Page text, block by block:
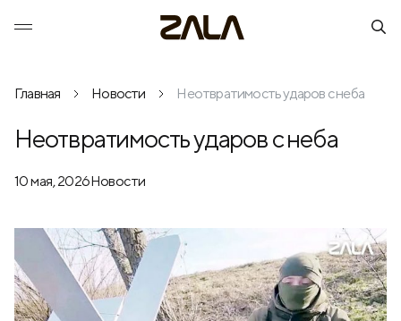
Главная Новости Неотвратимость ударов с неба
Неотвратимость ударов с неба
10 мая, 2026Новости